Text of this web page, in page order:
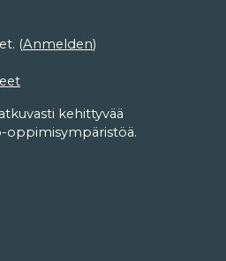
(Anmelden)
kehittyvää
oppimisympäristöä.